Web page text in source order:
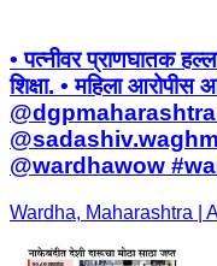
• पत्नीवर प्राणघातक
शिक्षा. • महिला आरोपीस
@wardhawow
Wardha, Maharashtra |